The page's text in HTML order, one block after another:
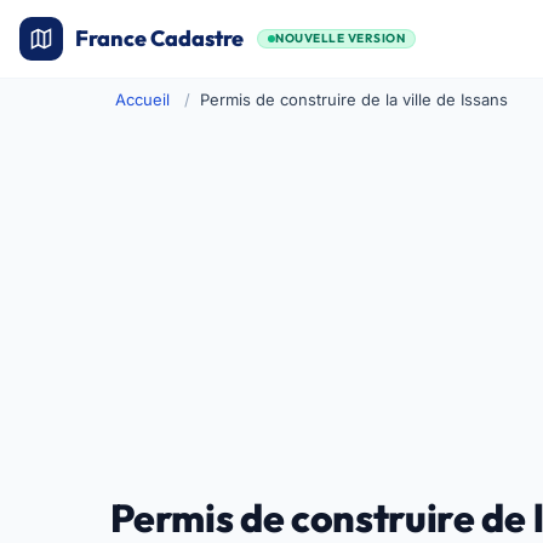
France Cadastre NOUVELLE VERSION
Accueil Permis de construire de la ville de Issans
Permis de construire de